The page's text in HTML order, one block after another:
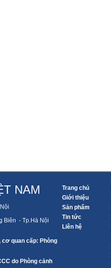
NAM
Nội
Biên - Tp.Hà Nội
cơ quan cấp: Phòng
do Phòng cảnh
Trang chủ
Giới thiệu
Sản phẩm
Tin tức
Liên hệ